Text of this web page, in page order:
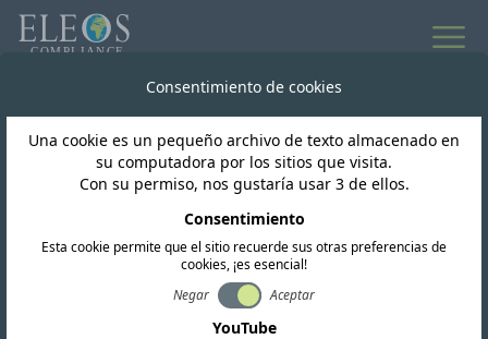
Irak
CMC republicó la
consulta sobre los SRD
y las directrices UWB
Consentimiento de cookies
Una cookie es un pequeño archivo de texto almacenado en
su computadora por los sitios que visita.
Con su permiso, nos gustaría usar 3 de ellos.
Consentimiento
Esta cookie permite que el sitio recuerde sus otras preferencias de
cookies, ¡es esencial!
Negar
Aceptar
YouTube